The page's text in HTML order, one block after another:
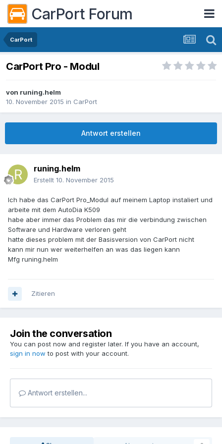
CarPort Forum
CarPort
CarPort Pro - Modul
von runing.helm
10. November 2015 in CarPort
Antwort erstellen
runing.helm
Erstellt 10. November 2015
Ich habe das CarPort Pro_Modul auf meinem Laptop instaliert und
arbeite mit dem AutoDia K509
habe aber immer das Problem das mir die verbindung zwischen
Software und Hardware verloren geht
hatte dieses problem mit der Basisversion von CarPort nicht
kann mir nun wer weiterhelfen an was das liegen kann
Mfg runing.helm
Zitieren
Join the conversation
You can post now and register later. If you have an account,
sign in now to post with your account.
Antwort erstellen...